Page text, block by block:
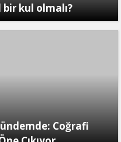
bir kul olmalı?
Coğrafi